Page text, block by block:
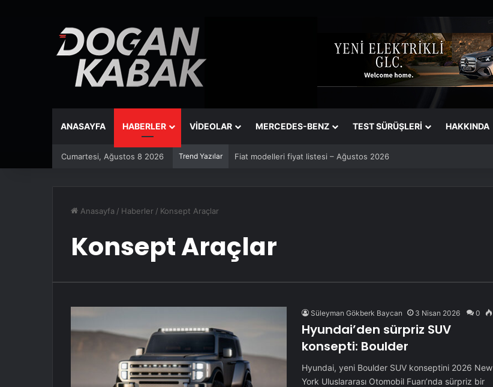
ANASAYFA HABERLER VİDEOLAR MERCEDES-BENZ TEST SÜRÜŞLERİ HAKKINDA
Cumartesi, Ağustos 8 2026 Trend Yazılar Fiat modelleri fiyat listesi – Ağustos 2026
Anasayfa / Haberler / Konsept Araçlar
Konsept Araçlar
Süleyman Gökberk Baycan 3 Nisan 2026 0
Hyundai’den sürpriz SUV
konsepti: Boulder
Hyundai, yeni Boulder SUV konseptini 2026 New
York Uluslararası Otomobil Fuarı’nda sürpriz bir